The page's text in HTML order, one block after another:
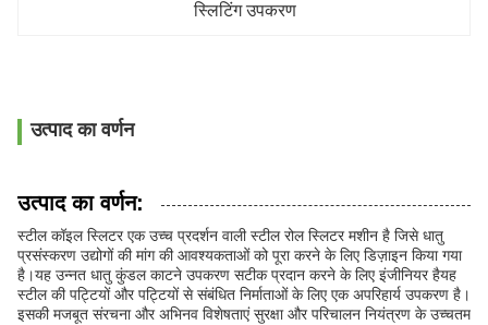
स्लिटिंग उपकरण
उत्पाद का वर्णन
उत्पाद का वर्णन:
स्टील कॉइल स्लिटर एक उच्च प्रदर्शन वाली स्टील रोल स्लिटर मशीन है जिसे धातु
प्रसंस्करण उद्योगों की मांग की आवश्यकताओं को पूरा करने के लिए डिज़ाइन किया गया
है।यह उन्नत धातु कुंडल काटने उपकरण सटीक प्रदान करने के लिए इंजीनियर हैयह
स्टील की पट्टियों और पट्टियों से संबंधित निर्माताओं के लिए एक अपरिहार्य उपकरण है।
इसकी मजबूत संरचना और अभिनव विशेषताएं सुरक्षा और परिचालन नियंत्रण के उच्चतम